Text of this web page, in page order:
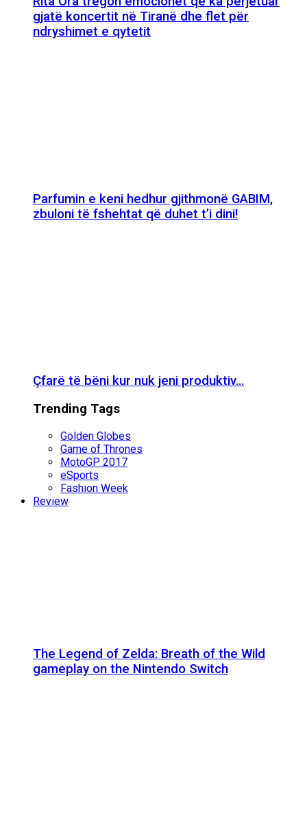
gjatë koncertit në Tiranë dhe flet për
ndryshimet e qytetit
Parfumin e keni hedhur gjithmonë GABIM,
zbuloni të fshehtat që duhet t’i dini!
Çfarë të bëni kur nuk jeni produktiv…
Trending Tags
Golden Globes
Game of Thrones
MotoGP 2017
eSports
Fashion Week
Review
The Legend of Zelda: Breath of the Wild
gameplay on the Nintendo Switch